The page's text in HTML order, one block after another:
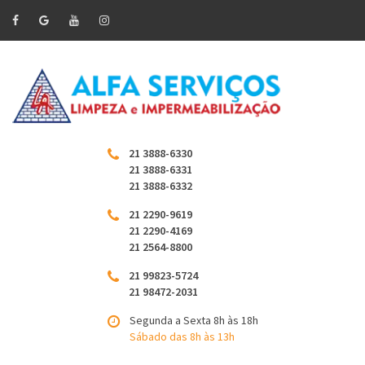
21 3888-6330
21 3888-6331
21 3888-6332
21 2290-9619
21 2290-4169
21 2564-8800
21 99823-5724
21 98472-2031
Segunda a Sexta 8h às 18h
Sábado das 8h às 13h